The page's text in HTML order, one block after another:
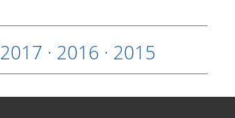
2017 · 2016 · 2015